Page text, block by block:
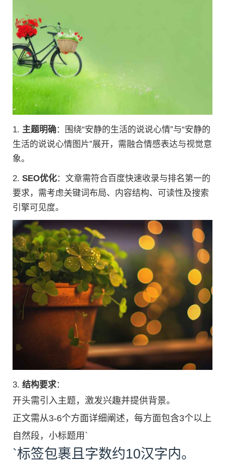
1. 主题明确：围绕“安静的生活的说说心情”与“安静的
生活的说说心情图片”展开，需融合情感表达与视觉意
象。
2. SEO优化：文章需符合百度快速收录与排名第一的
要求，需考虑关键词布局、内容结构、可读性及搜索
引擎可见度。
3. 结构要求：
开头需引入主题，激发兴趣并提供背景。
正文需从3-6个方面详细阐述，每方面包含3个以上
自然段，小标题用`
`标签包裹且字数约10汉字内。